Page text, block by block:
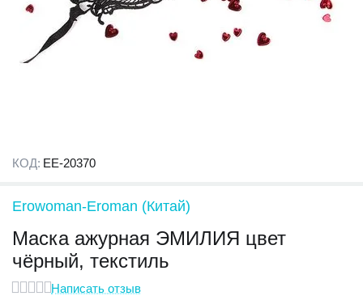
КОД: EE-20370
Erowoman-Eroman (Китай)
Маска ажурная ЭМИЛИЯ цвет
чёрный, текстиль
Написать отзыв